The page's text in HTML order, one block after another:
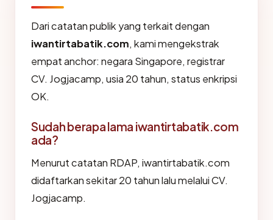
Dari catatan publik yang terkait dengan
iwantirtabatik.com, kami mengekstrak
empat anchor: negara Singapore, registrar
CV. Jogjacamp, usia 20 tahun, status enkripsi
OK.
Sudah berapa lama iwantirtabatik.com
ada?
Menurut catatan RDAP, iwantirtabatik.com
didaftarkan sekitar 20 tahun lalu melalui CV.
Jogjacamp.